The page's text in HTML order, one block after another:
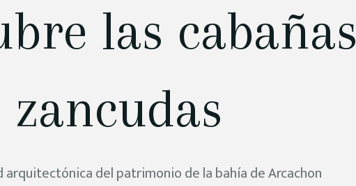
las cabañas
zancudas
arquitectónica del patrimonio de la bahía de Arcachon